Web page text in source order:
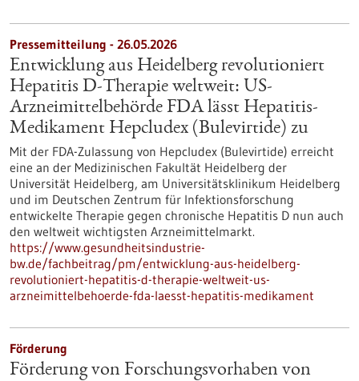
Pressemitteilung - 26.05.2026
Entwicklung aus Heidelberg revolutioniert
Hepatitis D-Therapie weltweit: US-
Arzneimittelbehörde FDA lässt Hepatitis-
Medikament Hepcludex (Bulevirtide) zu
Mit der FDA-Zulassung von Hepcludex (Bulevirtide) erreicht
eine an der Medizinischen Fakultät Heidelberg der
Universität Heidelberg, am Universitätsklinikum Heidelberg
und im Deutschen Zentrum für Infektionsforschung
entwickelte Therapie gegen chronische Hepatitis D nun auch
den weltweit wichtigsten Arzneimittelmarkt.
https://www.gesundheitsindustrie-
bw.de/fachbeitrag/pm/entwicklung-aus-heidelberg-
revolutioniert-hepatitis-d-therapie-weltweit-us-
arzneimittelbehoerde-fda-laesst-hepatitis-medikament
Förderung
Förderung von Forschungsvorhaben von